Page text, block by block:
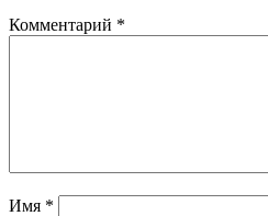
Комментарий *
Имя *